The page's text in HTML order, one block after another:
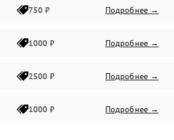
750 ₽ Подробнее →
1000 ₽ Подробнее →
2500 ₽ Подробнее →
1000 ₽ Подробнее →